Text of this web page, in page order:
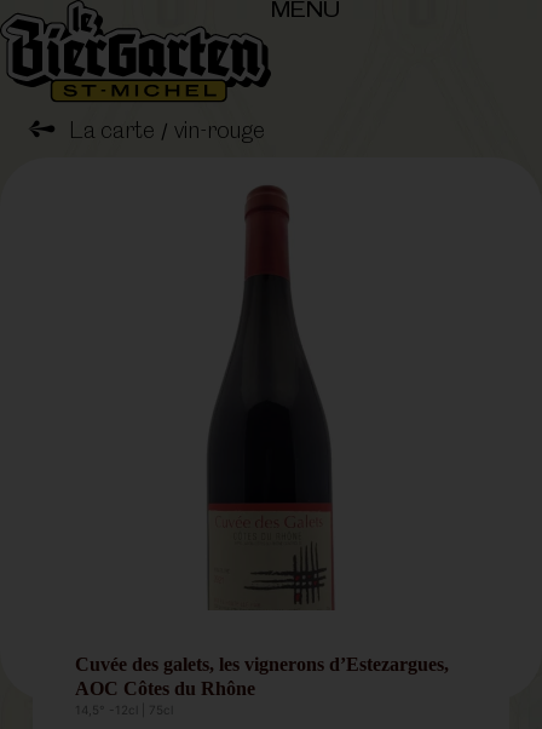
MENU
➺ La carte /vin-rouge
Cuvée des galets, les vignerons d’Estezargues,
AOC Côtes du Rhône
14,5° -12cl | 75cl